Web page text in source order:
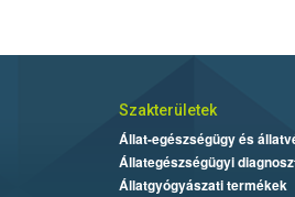
Szakterületek
Állat-egészségügy és
Állategészségügyi
Állatgyógyászati termékek